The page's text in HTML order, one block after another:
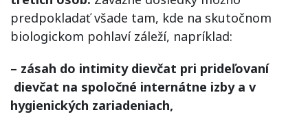
predpokladať všade tam, kde na skutočnom
biologickom pohlaví záleží, napríklad:
– zásah do intimity dievčat pri prideľovaní
dievčat na spoločné internátne izby a v
hygienických zariadeniach,